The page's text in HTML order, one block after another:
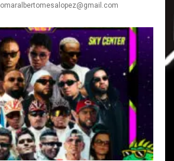
omaralbertomesalopez@gmail.com